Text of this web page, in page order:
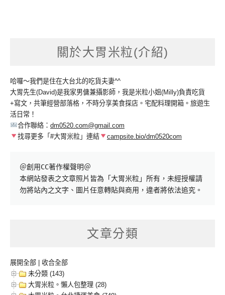
關於大胃米粒(介紹)
哈囉～我們是住在大台北的吃貨夫妻^^
大胃先生(David)是我家男傭兼攝影師，我是米粒小姐(Milly)負責吃貨
+寫文，共筆經營部落格，不時分享美食探店。宅配料理開箱。旅遊生
活日常！
合作聯絡： dm0520.com@gmail.com
找尋更多「#大胃米粒」連結
campsite.bio/dm0520com
＠創用CC著作權聲明＠
本網站發表之文章照片皆為「大胃米粒」所有，未經授權請
勿將站內之文字、圖片任意轉貼與商用，違者將依法追究。
文章分類
展開全部 | 收合全部
未分類 (143)
大胃米粒。懶人包整理 (28)